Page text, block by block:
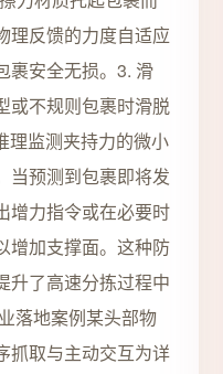
理反馈的力度自适应
裹安全无损。3. 滑
或不规则包裹时滑脱
理监测夹持力的微小
当预测到包裹即将发
增力指令或在必要时
增加支撑面。这种防
升了高速分拣过程中
落地案例某头部物
抓取与主动交互为详